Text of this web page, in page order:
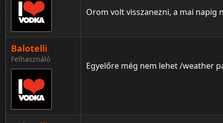
Orom volt visszanezni, a mai napig
Balotelli
Felhasználó
Egyelőre még nem lehet /weather